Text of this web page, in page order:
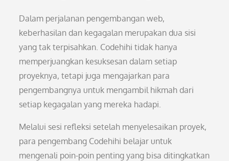
Dalam perjalanan pengembangan web,
keberhasilan dan kegagalan merupakan dua sisi
yang tak terpisahkan. Codehihi tidak hanya
memperjuangkan kesuksesan dalam setiap
proyeknya, tetapi juga mengajarkan para
pengembangnya untuk mengambil hikmah dari
setiap kegagalan yang mereka hadapi.
Melalui sesi refleksi setelah menyelesaikan proyek,
para pengembang Codehihi belajar untuk
mengenali poin-poin penting yang bisa ditingkatkan